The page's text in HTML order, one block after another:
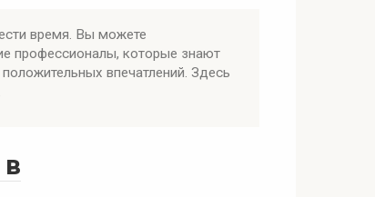
время. Вы можете
профессионалы, которые знают
впечатлений. Здесь